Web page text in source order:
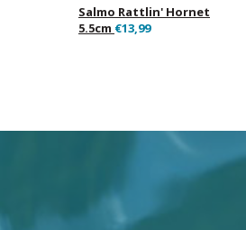
Salmo Rattlin' Hornet
5.5cm €13,99